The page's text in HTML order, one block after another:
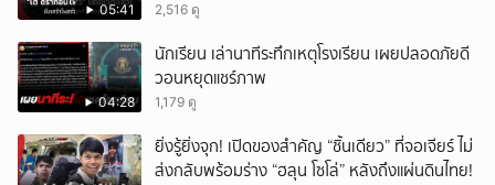
05:41 2,516 ดู
04:28
นักเรียน เล่านาทีระทึกเหตุโรงเรียน เผยปลอดภัยดี
วอนหยุดแชร์ภาพ
1,179 ดู
ยิ่งรู้ยิ่งจุก! เปิดของสำคัญ “ชิ้นเดียว” ที่จอเจียร์ ไม่
ส่งกลับพร้อมร่าง “ฮลุน โซโล่” หลังถึงแผ่นดินไทย!